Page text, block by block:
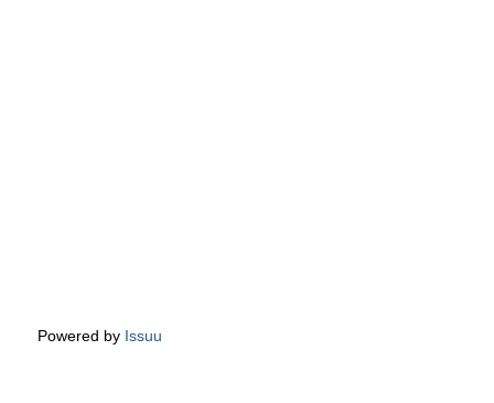
Powered by Issuu